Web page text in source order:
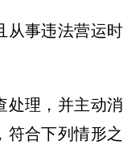
从事违法营运时
处理，并主动消
符合下列情形之